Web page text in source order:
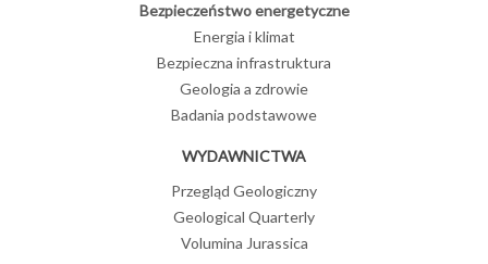
Bezpieczeństwo energetyczne
Energia i klimat
Bezpieczna infrastruktura
Geologia a zdrowie
Badania podstawowe
WYDAWNICTWA
Przegląd Geologiczny
Geological Quarterly
Volumina Jurassica